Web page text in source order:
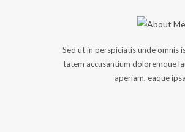
Sed ut in perspiciatis unde omnis
tatem accusantium doloremque
aperiam, eaque